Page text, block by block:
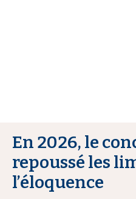
En 2026, le
repoussé les
l’éloquence